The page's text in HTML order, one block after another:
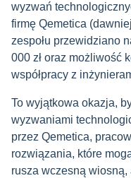
wyzwań
firmę Qemetica
zespołu przewidziano
000 zł oraz możliwość
współpracy z
To wyjątkowa okazja,
wyzwaniami
przez Qemetica,
rozwiązania, które
rusza wczesną wiosną,